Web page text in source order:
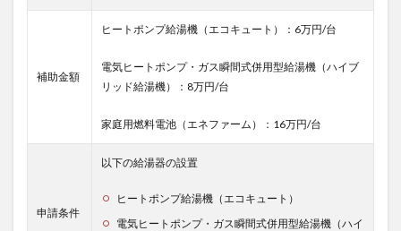
補助金額
ヒートポンプ給湯機（エコキュート）：6万円/台
電気ヒートポンプ・ガス瞬間式併用型給湯機（ハイブ
リッド給湯機）：8万円/台
家庭用燃料電池（エネファーム）：16万円/台
申請条件
以下の給湯器の設置
ヒートポンプ給湯機（エコキュート）
電気ヒートポンプ・ガス瞬間式併用型給湯機（ハイ